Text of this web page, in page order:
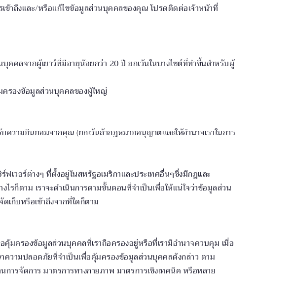
ข้าถึงและ/หรือแก้ไขข้อมูลส่วนบุคคลของคุณ โปรดติดต่อเจ้าหน้าที่
คลจากผู้เยาว์ที่มีอายุน้อยกว่า 20 ปี ยกเว้นในบางไซต์ที่ทำขึ้นสำหรับผู้
ครองข้อมูลส่วนบุคคลของผู้ใหญ่
วามยินยอมจากคุณ (ยกเว้นถ้ากฎหมายอนุญาตและให้อำนาจเราในการ
เวอร์ต่างๆ ที่ตั้งอยู่ในสหรัฐอเมริกาและประเทศอื่นๆซึ่งมีกฎและ
ก็ตาม เราจะดำเนินการตามขั้นตอนที่จำเป็นเพื่อให้แน่ใจว่าข้อมูลส่วน
ก็บหรือเข้าถึงจากที่ใดก็ตาม
คุ้มครองข้อมูลส่วนบุคคลที่เราถือครองอยู่หรือที่เรามีอำนาจควบคุม เมื่อ
ความปลอดภัยที่จำเป็นเพื่อคุ้มครองข้อมูลส่วนบุคคลดังกล่าว ตาม
ารจัดการ มาตรการทางกายภาพ มาตรการเชิงเทคนิค หรือหลาย